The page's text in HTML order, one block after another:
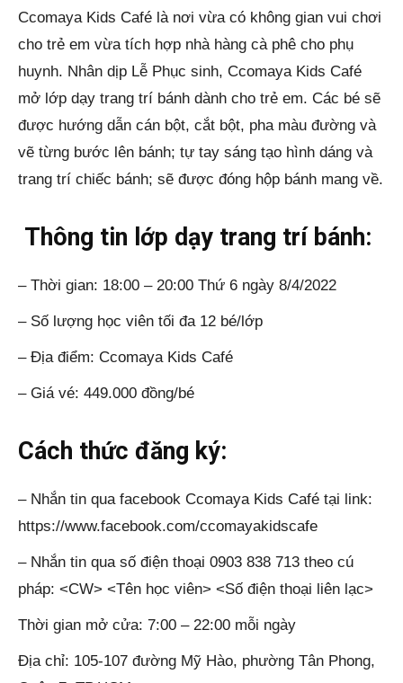
Ccomaya Kids Café là nơi vừa có không gian vui chơi
cho trẻ em vừa tích hợp nhà hàng cà phê cho phụ
huynh. Nhân dịp Lễ Phục sinh, Ccomaya Kids Café
mở lớp dạy trang trí bánh dành cho trẻ em. Các bé sẽ
được hướng dẫn cán bột, cắt bột, pha màu đường và
vẽ từng bước lên bánh; tự tay sáng tạo hình dáng và
trang trí chiếc bánh; sẽ được đóng hộp bánh mang về.
Thông tin lớp dạy trang trí bánh:
– Thời gian: 18:00 – 20:00 Thứ 6 ngày 8/4/2022
– Số lượng học viên tối đa 12 bé/lớp
– Địa điểm: Ccomaya Kids Café
– Giá vé: 449.000 đồng/bé
Cách thức đăng ký:
– Nhắn tin qua facebook Ccomaya Kids Café tại link:
https://www.facebook.com/ccomayakidscafe
– Nhắn tin qua số điện thoại 0903 838 713 theo cú
pháp: <CW> <Tên học viên> <Số điện thoại liên lạc>
Thời gian mở cửa: 7:00 – 22:00 mỗi ngày
Địa chỉ: 105-107 đường Mỹ Hào, phường Tân Phong,